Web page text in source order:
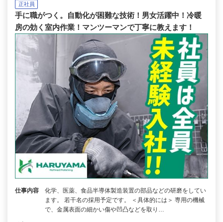
正社員
手に職がつく。自動化が困難な技術！男女活躍中！冷暖
房の効く室内作業！マンツーマンで丁寧に教えます！
仕事内容
化学、医薬、食品半導体製造装置の部品などの研磨をしてい
ます。 若干名の採用予定です。 ＜具体的には＞ 専用の機械
で、金属表面の細かい傷や凹凸などを取り…